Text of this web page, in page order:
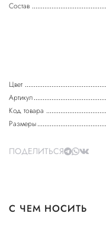
Состав
Цвет
Артикул
Код товара
Размеры
ПОДЕЛИТЬСЯ
С ЧЕМ НОСИТЬ